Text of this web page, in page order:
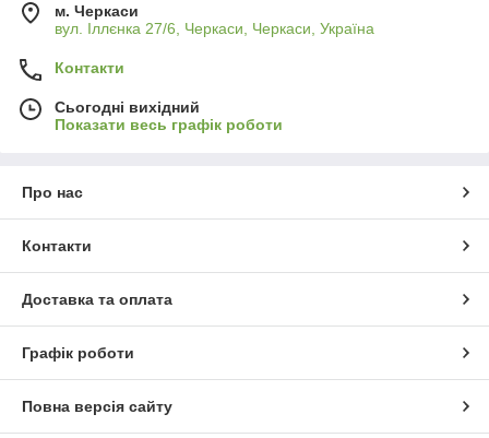
м. Черкаси
вул. Іллєнка 27/6, Черкаси, Черкаси, Україна
Контакти
Сьогодні вихідний
Показати весь графік роботи
Про нас
Контакти
Доставка та оплата
Графік роботи
Повна версія сайту